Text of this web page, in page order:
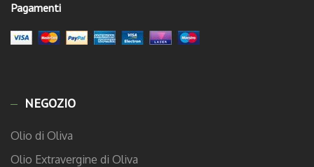
Pagamenti
NEGOZIO
Olio di Oliva
Olio Extravergine di Oliva